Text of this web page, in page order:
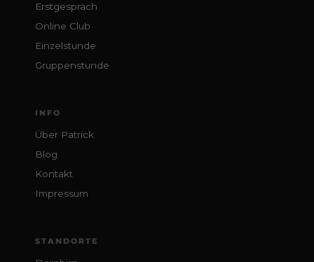
Erstgespräch
Online Club
Einzelstunde
Gruppenstunde
INFO
Über Patrick
Blog
Kontakt
Impressum
STANDORTE